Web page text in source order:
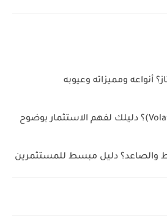
أنواعه ومميزاته وعيوبه
والصاعد؟ دليل مبسط للمستثمرين